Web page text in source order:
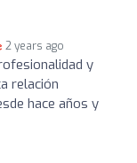
2 years ago
y
relación
hace años y